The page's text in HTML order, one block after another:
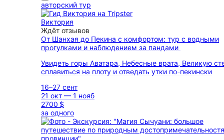
авторский тур
Виктория
Ждёт отзывов
От Шанхая до Пекина с комфортом: тур с водными
прогулками и наблюдением за пандами
Увидеть горы Аватара, Небесные врата, Великую
сплавиться на плоту и отведать утки по-пекински
16–27 сент
21 окт — 1 нояб
2700 $
за одного